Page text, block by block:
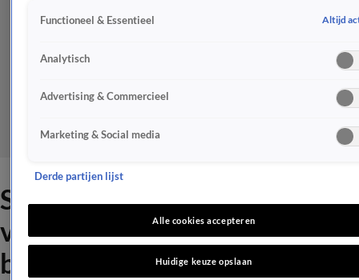
Sylvie Meis zoenend
vastgelegd met 'oude
bekende'
Functioneel & Essentieel Altijd
Analytisch
Advertising & Commercieel
Marketing & Social media
Derde partijen lijst
Alle cookies accepteren
Huidige keuze opslaan